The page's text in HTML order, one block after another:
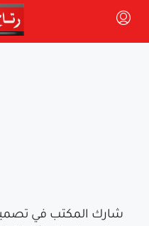
شارك المكتب في